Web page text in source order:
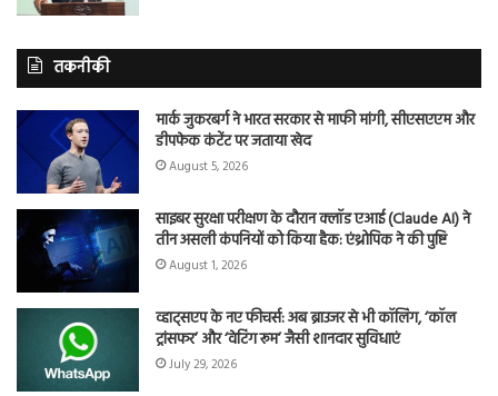
तकनीकी
मार्क जुकरबर्ग ने भारत सरकार से माफी मांगी, सीएसएएम और
डीपफेक कंटेंट पर जताया खेद
August 5, 2026
साइबर सुरक्षा परीक्षण के दौरान क्लॉड एआई (Claude AI) ने
तीन असली कंपनियों को किया हैक: एंथ्रोपिक ने की पुष्टि
August 1, 2026
व्हाट्सएप के नए फीचर्स: अब ब्राउजर से भी कॉलिंग, ‘कॉल
ट्रांसफर’ और ‘वेटिंग रूम’ जैसी शानदार सुविधाएं
July 29, 2026